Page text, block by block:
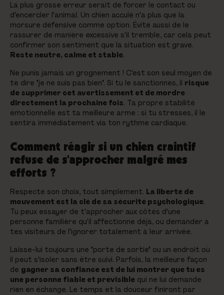
La plus grosse erreur serait de forcer le contact ou
d'encercler l'animal. Un chien acculé n'a plus que la
morsure défensive comme option. Évite aussi de le
rassurer de manière excessive s'il tremble, car cela peut
confirmer son sentiment que la situation est grave.
Reste neutre, calme et stable.
Ne punis jamais un grognement ! C'est son seul moyen de
te dire "je ne suis pas bien". Si tu le sanctionnes, il risque
de supprimer cet avertissement et de mordre
directement la prochaine fois. Ta propre stabilité
émotionnelle est ta meilleure arme : si tu stresses, il le
sentira immédiatement via ton rythme cardiaque.
Comment réagir si un chien craintif
refuse de s'approcher malgré mes
efforts ?
Respecte son choix, tout simplement. La liberté de
mouvement est la clé de sa sécurité psychologique.
Tu peux essayer de t'approcher aux côtés d'une
personne familière qu'il affectionne déjà, ou demander à
tes visiteurs de l'ignorer totalement à leur arrivée.
Laisse-lui toujours une "porte de sortie" ou un endroit où
il peut s'isoler sans être suivi. Parfois, la meilleure façon
de gagner sa confiance est de lui montrer que tu es
une personne fiable et prévisible qui ne lui demande
rien en échange. Le temps et la douceur finiront par